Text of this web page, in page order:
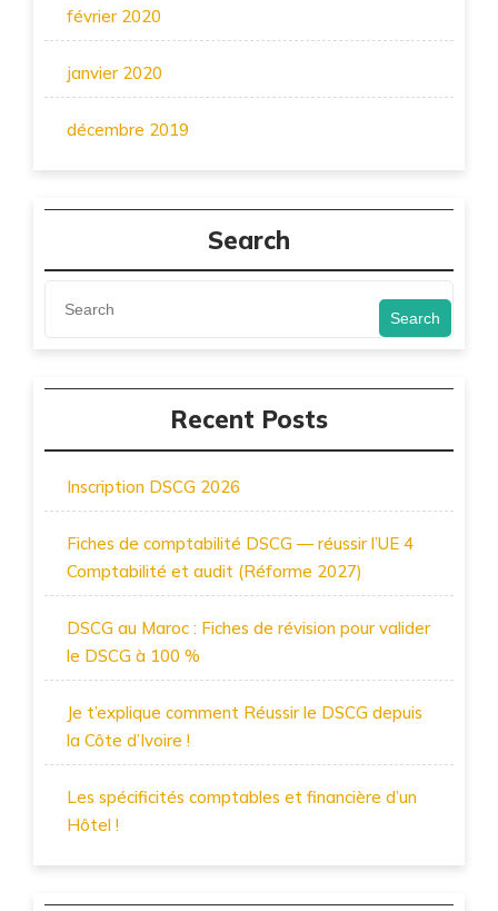
février 2020
janvier 2020
décembre 2019
Search
Search
Recent Posts
Inscription DSCG 2026
Fiches de comptabilité DSCG — réussir l’UE 4
Comptabilité et audit (Réforme 2027)
DSCG au Maroc : Fiches de révision pour valider
le DSCG à 100 %
Je t’explique comment Réussir le DSCG depuis
la Côte d’Ivoire !
Les spécificités comptables et financière d’un
Hôtel !